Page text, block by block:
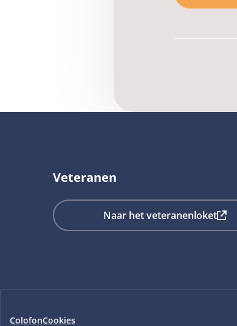
Veteranen
Naar het veteranenloket
Deze
link
ColofonCookies